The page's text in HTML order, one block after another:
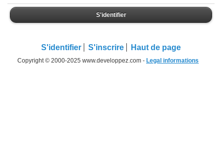
S'identifier
S'identifier S'inscrire Haut de page
Copyright © 2000-2025 www.developpez.com - Legal informations